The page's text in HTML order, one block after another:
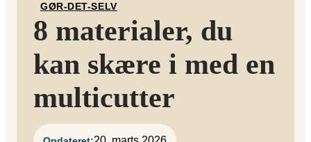
GØR-DET-SELV
8 materialer, du
kan skære i med en
multicutter